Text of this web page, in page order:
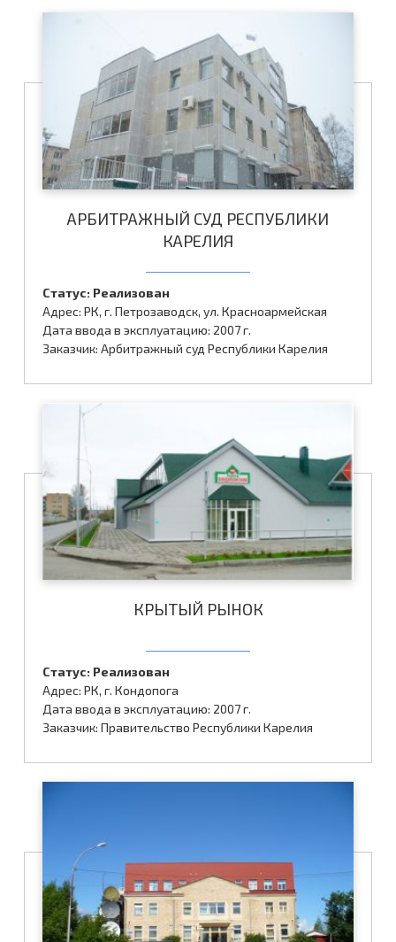
АРБИТРАЖНЫЙ СУД РЕСПУБЛИКИ
КАРЕЛИЯ
Статус: Реализован
Адрес: РК, г. Петрозаводск, ул. Красноармейская
Дата ввода в эксплуатацию: 2007 г.
Заказчик: Арбитражный суд Республики Карелия
КРЫТЫЙ РЫНОК
Статус: Реализован
Адрес: РК, г. Кондопога
Дата ввода в эксплуатацию: 2007 г.
Заказчик: Правительство Республики Карелия